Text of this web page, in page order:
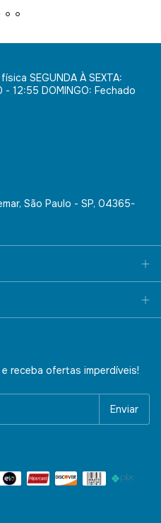
SEGUNDA À SEXTA:
12:55 DOMINGO: Fechado
São Paulo - SP, 04365-
receba ofertas imperdíveis!